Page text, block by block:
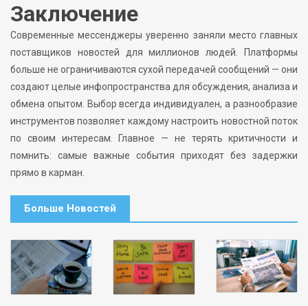
Заключение
Современные мессенджеры уверенно заняли место главных
поставщиков новостей для миллионов людей. Платформы
больше не ограничиваются сухой передачей сообщений — они
создают целые инфопространства для обсуждения, анализа и
обмена опытом. Выбор всегда индивидуален, а разнообразие
инструментов позволяет каждому настроить новостной поток
по своим интересам. Главное — не терять критичности и
помнить: самые важные события приходят без задержки
прямо в карман.
Больше Новостей